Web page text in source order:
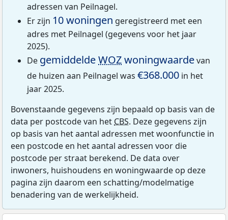
adressen van Peilnagel.
Er zijn 10 woningen geregistreerd met een
adres met Peilnagel (gegevens voor het jaar
2025).
De gemiddeldeWOZwoningwaardevan
de huizen aan Peilnagel was €368.000 in het
jaar 2025.
Bovenstaande gegevens zijn bepaald op basis van de
data per postcode van het CBS. Deze gegevens zijn
op basis van het aantal adressen met woonfunctie in
een postcode en het aantal adressen voor die
postcode per straat berekend. De data over
inwoners, huishoudens en woningwaarde op deze
pagina zijn daarom een schatting/modelmatige
benadering van de werkelijkheid.